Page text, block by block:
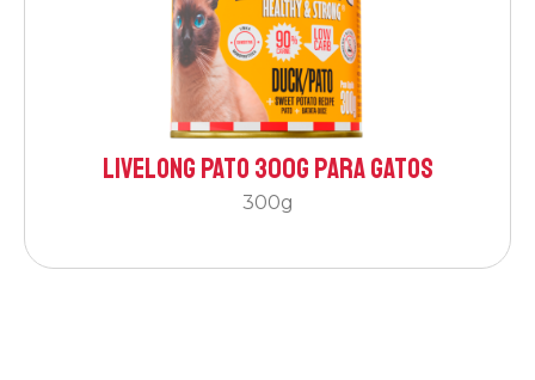
Livelong Pato 300g para Gatos
300g